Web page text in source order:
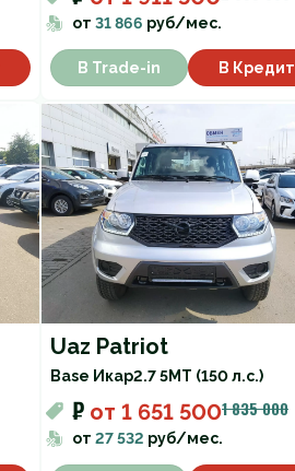
от 31 866 руб/мес.
В Trade-in В Кредит
Uaz Patriot
Base Икар2.7 5МТ (150 л.с.)
₽ от 1 651 5001 835 000
от 27 532 руб/мес.